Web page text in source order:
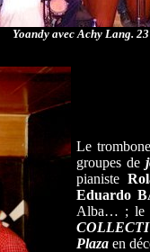
Yoandy avec Achy Lang.
Le
groupes de
pianiste
Eduardo
Alba… ; le
Plaza en